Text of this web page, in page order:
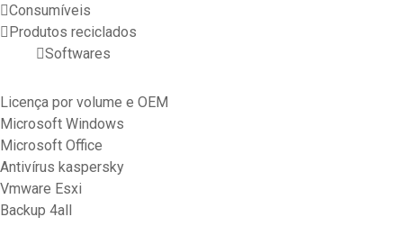
Consumíveis
Produtos reciclados
Softwares
Licença por volume e OEM
Microsoft Windows
Microsoft Office
Antivírus kaspersky
Vmware Esxi
Backup 4all